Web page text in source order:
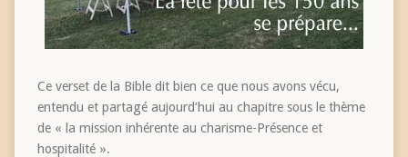
Ce verset de la Bible dit bien ce que nous avons vécu,
entendu et partagé aujourd’hui au chapitre sous le thème
de « la mission inhérente au charisme-Présence et
hospitalité ».